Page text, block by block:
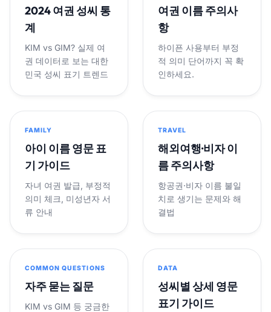
2024 여권 성씨 통
계
KIM vs GIM? 실제 여
권 데이터로 보는 대한
민국 성씨 표기 트렌드
여권 이름 주의사
항
하이픈 사용부터 부정
적 의미 단어까지 꼭 확
인하세요.
FAMILY
아이 이름 영문 표
기 가이드
자녀 여권 발급, 부정적
의미 체크, 미성년자 서
류 안내
TRAVEL
해외여행·비자 이
름 주의사항
항공권·비자 이름 불일
치로 생기는 문제와 해
결법
COMMON QUESTIONS
자주 묻는 질문
KIM vs GIM 등 궁금한
DATA
성씨별 상세 영문
표기 가이드